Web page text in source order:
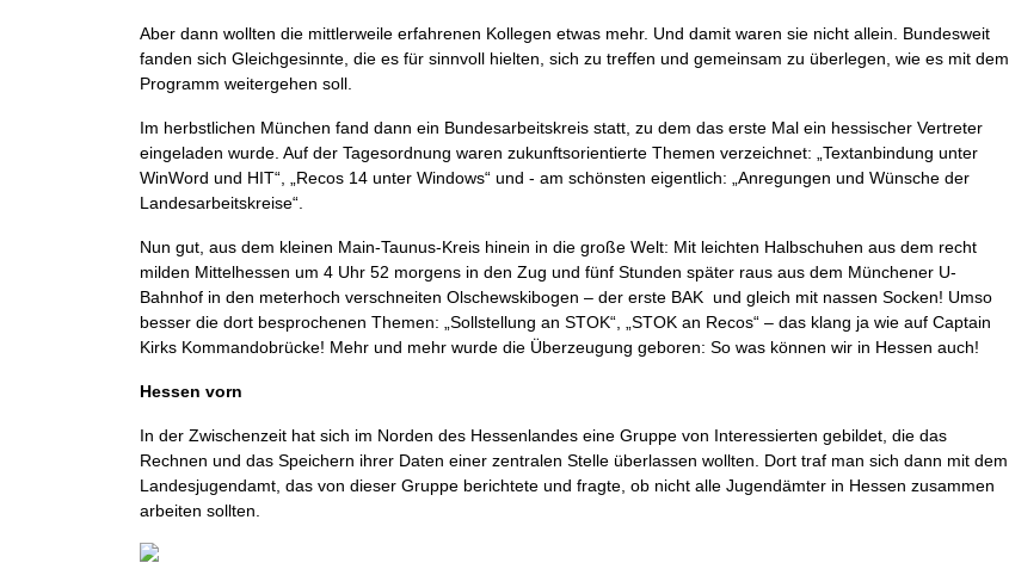
Aber dann wollten die mittlerweile erfahrenen Kollegen etwas mehr. Und damit waren sie nicht allein. Bundesweit
fanden sich Gleichgesinnte, die es für sinnvoll hielten, sich zu treffen und gemeinsam zu überlegen, wie es mit dem
Programm weitergehen soll.
Im herbstlichen München fand dann ein Bundesarbeitskreis statt, zu dem das erste Mal ein hessischer Vertreter
eingeladen wurde. Auf der Tagesordnung waren zukunftsorientierte Themen verzeichnet: „Textanbindung unter
WinWord und HIT“, „Recos 14 unter Windows“ und - am schönsten eigentlich: „Anregungen und Wünsche der
Landesarbeitskreise“.
Nun gut, aus dem kleinen Main-Taunus-Kreis hinein in die große Welt: Mit leichten Halbschuhen aus dem recht
milden Mittelhessen um 4 Uhr 52 morgens in den Zug und fünf Stunden später raus aus dem Münchener U-
Bahnhof in den meterhoch verschneiten Olschewskibogen – der erste BAK und gleich mit nassen Socken! Umso
besser die dort besprochenen Themen: „Sollstellung an STOK“, „STOK an Recos“ – das klang ja wie auf Captain
Kirks Kommandobrücke! Mehr und mehr wurde die Überzeugung geboren: So was können wir in Hessen auch!
Hessen vorn
In der Zwischenzeit hat sich im Norden des Hessenlandes eine Gruppe von Interessierten gebildet, die das
Rechnen und das Speichern ihrer Daten einer zentralen Stelle überlassen wollten. Dort traf man sich dann mit dem
Landesjugendamt, das von dieser Gruppe berichtete und fragte, ob nicht alle Jugendämter in Hessen zusammen
arbeiten sollten.